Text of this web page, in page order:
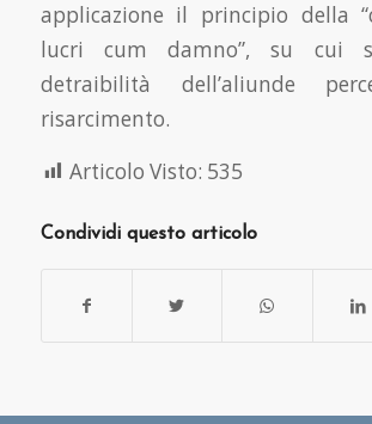
applicazione il principio della
lucri cum damno”, su cui
detraibilità dell’aliunde
risarcimento.
Articolo Visto: 535
Condividi questo articolo